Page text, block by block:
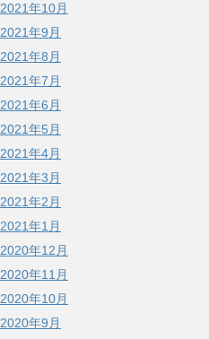
2021年10月
2021年9月
2021年8月
2021年7月
2021年6月
2021年5月
2021年4月
2021年3月
2021年2月
2021年1月
2020年12月
2020年11月
2020年10月
2020年9月